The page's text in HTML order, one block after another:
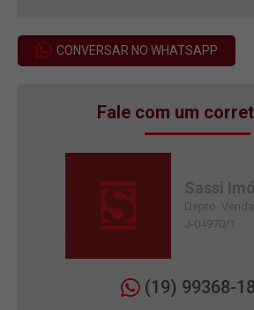
CONVERSAR NO WHATSAPP
Fale com um
Sassi
Depto.
J-04970/1
(19) 99368-